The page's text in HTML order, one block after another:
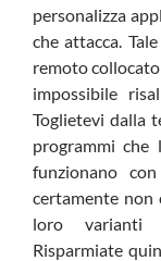
personalizza
che attacca.
remoto
impossibile
Toglietevi dalla
programmi
funzionano
certamente non
loro varianti
Risparmiate